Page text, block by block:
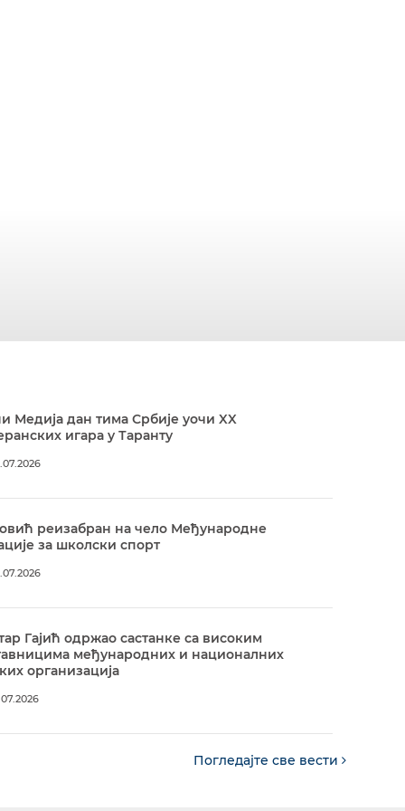
Медија дан тима Србије уочи XX
игара у Таранту
реизабран на чело Међународне
за школски спорт
Гајић одржао састанке са високим
међународних и националних
организација
Погледајте све вести